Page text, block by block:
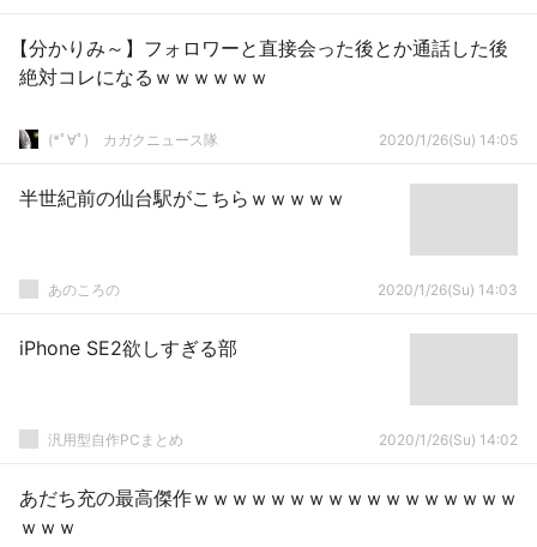
【分かりみ～】フォロワーと直接会った後とか通話した後
絶対コレになるｗｗｗｗｗｗ
(*ﾟ∀ﾟ)ゞカガクニュース隊 2020/1/26(Su) 14:05
半世紀前の仙台駅がこちらｗｗｗｗｗ
あのころの 2020/1/26(Su) 14:03
iPhone SE2欲しすぎる部
汎用型自作PCまとめ 2020/1/26(Su) 14:02
あだち充の最高傑作ｗｗｗｗｗｗｗｗｗｗｗｗｗｗｗｗｗ
ｗｗｗ